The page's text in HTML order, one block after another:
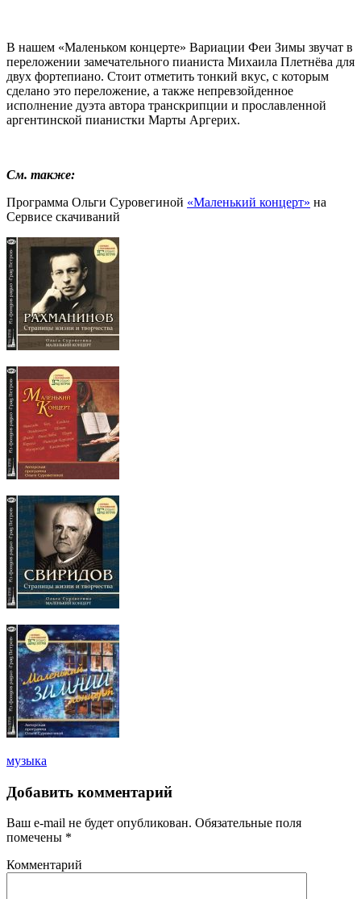
В нашем «Маленьком концерте» Вариации Феи Зимы звучат в
переложении замечательного пианиста Михаила Плетнёва для
двух фортепиано. Стоит отметить тонкий вкус, с которым
сделано это переложение, а также непревзойденное
исполнение дуэта автора транскрипции и прославленной
аргентинской пианистки Марты Аргерих.
См. также:
Программа Ольги Суровегиной «Маленький концерт» на
Сервисе скачиваний
музыка
Добавить комментарий
Ваш e-mail не будет опубликован. Обязательные поля
помечены *
Комментарий